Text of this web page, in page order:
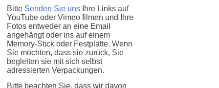
Bitte Senden Sie uns Ihre Links auf
YouTube oder Vimeo filmen und Ihre
Fotos entweder an eine Email
angehängt oder ins auf einem
Memory-Stick oder Festplatte. Wenn
Sie möchten, dass sie zurück, Sie
begleiten sie mit sich selbst
adressierten Verpackungen.
Bitte beachten Sie, dass wir davon